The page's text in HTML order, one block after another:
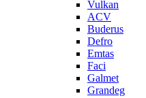
Vulkan
ACV
Buderus
Defro
Emtas
Faci
Galmet
Grandeg